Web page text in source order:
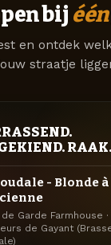
bij één
en ontdek
straatje
RAAK.
- Blonde à
Garde Farmhouse ·
de Gayant